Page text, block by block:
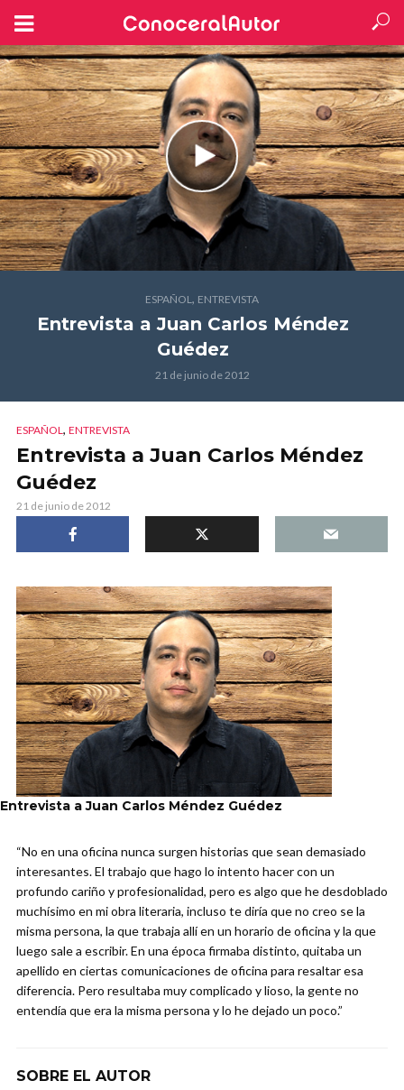
ESPAÑOL, ENTREVISTA
Entrevista a Juan Carlos Méndez
Guédez
21 de junio de 2012
ESPAÑOL, ENTREVISTA
Entrevista a Juan Carlos Méndez
Guédez
21 de junio de 2012
Entrevista a Juan Carlos Méndez Guédez
“No en una oficina nunca surgen historias que sean demasiado
interesantes. El trabajo que hago lo intento hacer con un
profundo cariño y profesionalidad, pero es algo que he desdoblado
muchísimo en mi obra literaria, incluso te diría que no creo se la
misma persona, la que trabaja allí en un horario de oficina y la que
luego sale a escribir. En una época firmaba distinto, quitaba un
apellido en ciertas comunicaciones de oficina para resaltar esa
diferencia. Pero resultaba muy complicado y lioso, la gente no
entendía que era la misma persona y lo he dejado un poco.”
SOBRE EL AUTOR